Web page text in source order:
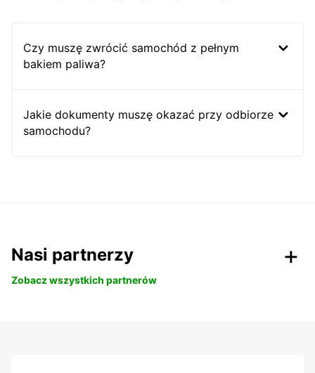
Czy muszę zwrócić samochód z pełnym
bakiem paliwa?
Jakie dokumenty muszę okazać przy odbiorze
samochodu?
Nasi partnerzy
Zobacz wszystkich partnerów